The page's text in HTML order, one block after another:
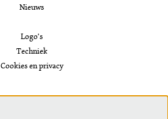
Nieuws
Logo's
Techniek
Cookies en privacy